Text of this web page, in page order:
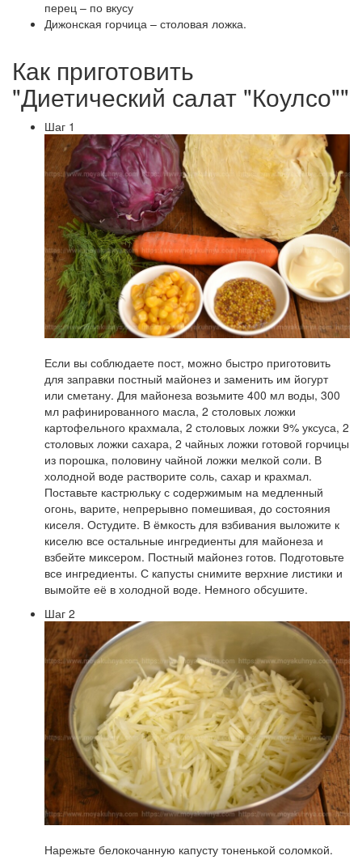
перец – по вкусу
Дижонская горчица – столовая ложка.
Как приготовить
"Диетический салат "Коулсо""
Шаг 1
Если вы соблюдаете пост, можно быстро приготовить
для заправки постный майонез и заменить им йогурт
или сметану. Для майонеза возьмите 400 мл воды, 300
мл рафинированного масла, 2 столовых ложки
картофельного крахмала, 2 столовых ложки 9% уксуса, 2
столовых ложки сахара, 2 чайных ложки готовой горчицы
из порошка, половину чайной ложки мелкой соли. В
холодной воде растворите соль, сахар и крахмал.
Поставьте кастрюльку с содержимым на медленный
огонь, варите, непрерывно помешивая, до состояния
киселя. Остудите. В ёмкость для взбивания выложите к
киселю все остальные ингредиенты для майонеза и
взбейте миксером. Постный майонез готов. Подготовьте
все ингредиенты. С капусты снимите верхние листики и
вымойте её в холодной воде. Немного обсушите.
Шаг 2
Нарежьте белокочанную капусту тоненькой соломкой.